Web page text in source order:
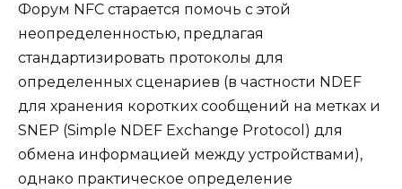
Форум NFC старается помочь с этой
неопределенностью, предлагая
стандартизировать протоколы для
определенных сценариев (в частности NDEF
для хранения коротких сообщений на метках и
SNEP (Simple NDEF Exchange Protocol) для
обмена информацией между устройствами),
однако практическое определение